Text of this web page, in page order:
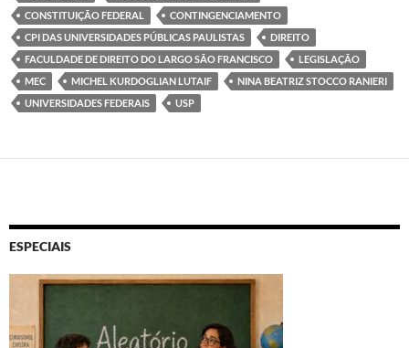
CONSTITUIÇÃO FEDERAL
CONTINGENCIAMENTO
CPI DAS UNIVERSIDADES PÚBLICAS PAULISTAS
DIREITO
FACULDADE DE DIREITO DO LARGO SÃO FRANCISCO
LEGISLAÇÃO
MEC
MICHEL KURDOGLIAN LUTAIF
NINA BEATRIZ STOCCO RANIERI
UNIVERSIDADES FEDERAIS
USP
ESPECIAIS